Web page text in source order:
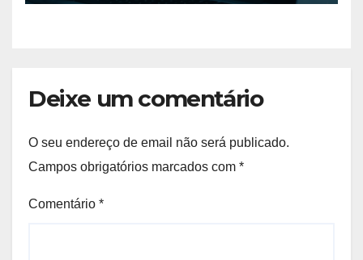
Deixe um comentário
O seu endereço de email não será publicado.
Campos obrigatórios marcados com *
Comentário *